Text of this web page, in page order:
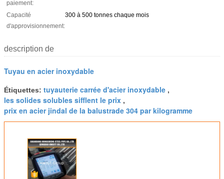
paiement:
Capacité
d'approvisionnement:
300 à 500 tonnes chaque mois
description de
Tuyau en acier inoxydable
Étiquettes: tuyauterie carrée d'acier inoxydable ,
les solides solubles sifflent le prix ,
prix en acier jindal de la balustrade 304 par kilogramme